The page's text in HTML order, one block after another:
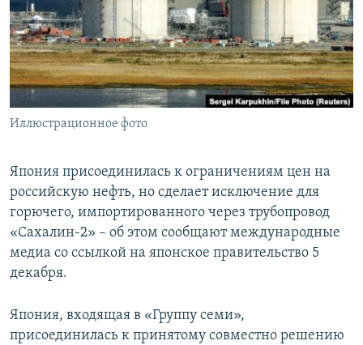
ПОБЕДИТЕЛЕЙ НЕ СУДЯТ?
КРЫМ.НЕПОКОРЕННЫЙ
ELIFBE
УКРАИНСКАЯ ПРОБЛЕМА КРЫМА
ПРИСОЕДИНЯЙТЕСЬ!
Все сайты RFE/RL
Иллюстрационное фото
Япония присоединилась к ограничениям цен на
российскую нефть, но сделает исключение для
горючего, импортированного через трубопровод
«Сахалин-2» – об этом сообщают международные
медиа со ссылкой на японское правительство 5
декабря.
Япония, входящая в «Группу семи»,
присоединилась к принятому совместно решению